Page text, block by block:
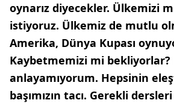
oynarız diyecekler. Ülkemizi
istiyoruz. Ülkemiz de mutlu
Amerika, Dünya Kupası
Kaybetmemizi mi bekliyorlar?
anlayamıyorum. Hepsinin
başımızın tacı. Gerekli